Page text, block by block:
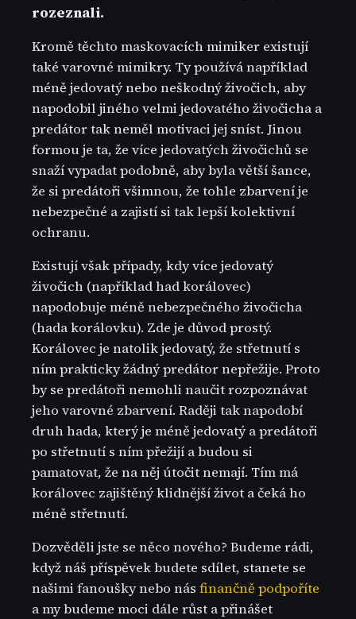
rozeznali.
Kromě těchto maskovacích mimiker existují
také varovné mimikry. Ty používá například
méně jedovatý nebo neškodný živočich, aby
napodobil jiného velmi jedovatého živočicha a
predátor tak neměl motivaci jej sníst. Jinou
formou je ta, že více jedovatých živočichů se
snaží vypadat podobně, aby byla větší šance,
že si predátoři všimnou, že tohle zbarvení je
nebezpečné a zajistí si tak lepší kolektivní
ochranu.
Existují však případy, kdy více jedovatý
živočich (například had korálovec)
napodobuje méně nebezpečného živočicha
(hada korálovku). Zde je důvod prostý.
Korálovec je natolik jedovatý, že střetnutí s
ním prakticky žádný predátor nepřežije. Proto
by se predátoři nemohli naučit rozpoznávat
jeho varovné zbarvení. Raději tak napodobí
druh hada, který je méně jedovatý a predátoři
po střetnutí s ním přežijí a budou si
pamatovat, že na něj útočit nemají. Tím má
korálovec zajištěný klidnější život a čeká ho
méně střetnutí.
Dozvěděli jste se něco nového? Budeme rádi,
když náš příspěvek budete sdílet, stanete se
našimi fanoušky nebo nás finančně podpoříte
a my budeme moci dále růst a přinášet